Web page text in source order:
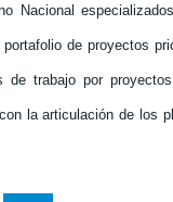
Nacional
de proyectos
de trabajo por
la articulación de los